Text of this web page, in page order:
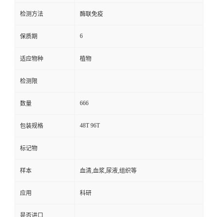
检测方法 酶联免疫
保质期 6
适应物种 植物
检测限
数量 666
包装规格 48T 96T
标记物
样本 血清,血浆,尿液,组织等
应用 科研